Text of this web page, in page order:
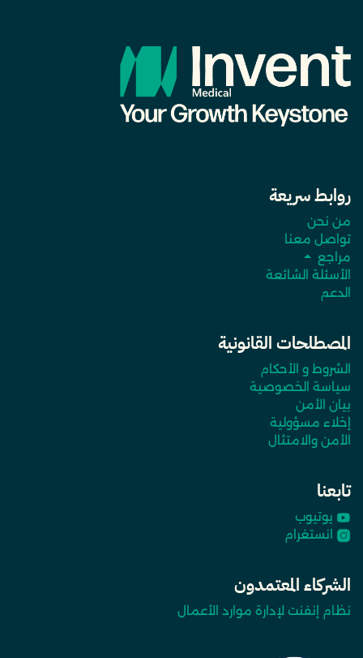
روابط سريعة
من نحن
تواصل معنا
مراجع
الأسئلة الشائعة
الدعم
المصطلحات القانونية
الشروط و الأحكام
سياسة الخصوصية
بيان الأمن
إخلاء مسؤولية
الأمن والامتثال
تابعنا
يوتيوب
انستغرام
الشركاء المعتمدون
نظام إنفنت لإدارة موارد الأعمال